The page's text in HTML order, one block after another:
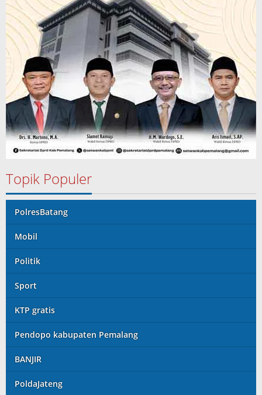
Topik Populer
PolresBatang
Mobil
Politik
Sport
KTP gratis
Pendopo kabupaten Pemalang
BANJIR
PoldaJateng